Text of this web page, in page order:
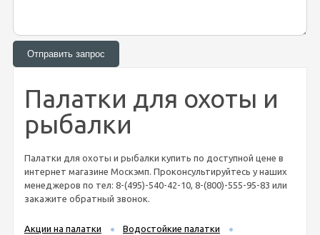
Палатки для охоты и
рыбалки
Палатки для охоты и рыбалки купить по доступной цене в
интернет магазине Москэмп. Проконсультируйтесь у наших
менеджеров по тел: 8-(495)-540-42-10, 8-(800)-555-95-83 или
закажите обратный звонок.
Акции на палатки
Водостойкие палатки